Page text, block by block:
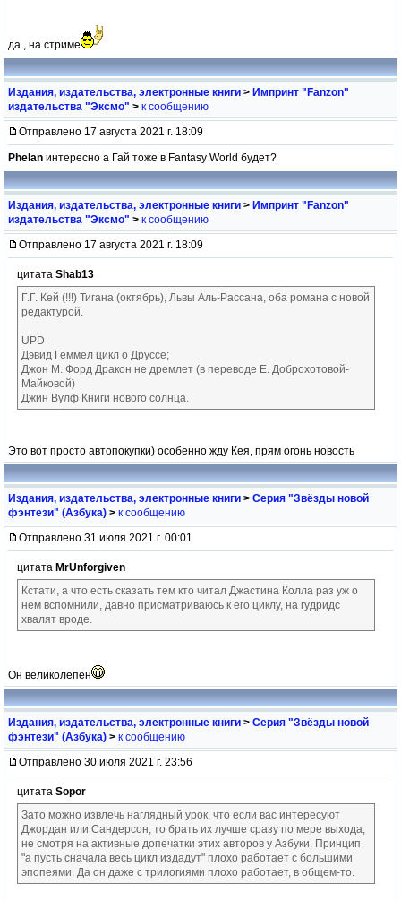
да , на стриме
Издания, издательства, электронные книги > Импринт "Fanzon"
издательства "Эксмо" > к сообщению
Отправлено 17 августа 2021 г. 18:09
Phelan интересно а Гай тоже в Fantasy World будет?
Издания, издательства, электронные книги > Импринт "Fanzon"
издательства "Эксмо" > к сообщению
Отправлено 17 августа 2021 г. 18:09
цитата Shab13
Г.Г. Кей (!!!) Тигана (октябрь), Львы Аль-Рассана, оба романа с новой
редактурой.
UPD
Дэвид Геммел цикл о Друссе;
Джон М. Форд Дракон не дремлет (в переводе Е. Доброхотовой-
Майковой)
Джин Вулф Книги нового солнца.
Это вот просто автопокупки) особенно жду Кея, прям огонь новость
Издания, издательства, электронные книги > Серия "Звёзды новой
фэнтези" (Азбука) > к сообщению
Отправлено 31 июля 2021 г. 00:01
цитата MrUnforgiven
Кстати, а что есть сказать тем кто читал Джастина Колла раз уж о
нем вспомнили, давно присматриваюсь к его циклу, на гудридс
хвалят вроде.
Он великолепен
Издания, издательства, электронные книги > Серия "Звёзды новой
фэнтези" (Азбука) > к сообщению
Отправлено 30 июля 2021 г. 23:56
цитата Sopor
Зато можно извлечь наглядный урок, что если вас интересуют
Джордан или Сандерсон, то брать их лучше сразу по мере выхода,
не смотря на активные допечатки этих авторов у Азбуки. Принцип
"а пусть сначала весь цикл издадут" плохо работает с большими
эпопеями. Да он даже с трилогиями плохо работает, в общем-то.